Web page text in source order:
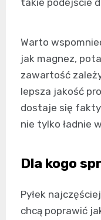
Warto
jak magnez,
zawartość
lepsza jakość
dostaje się
nie tylko ładnie
Dla kogo
Pyłek
chcą poprawić